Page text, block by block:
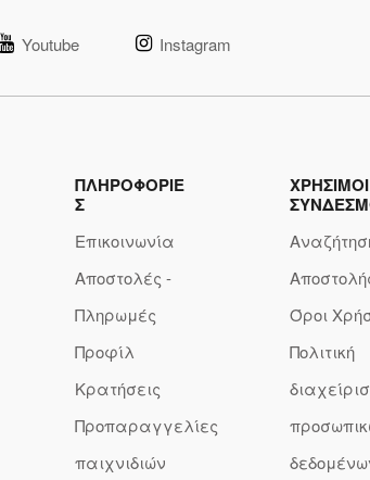
Youtube Instagram
ΠΛΗΡΟΦΟΡΙΕ
Σ
Επικοινωνία
Αποστολές -
Πληρωμές
Προφίλ
Κρατήσεις
Προπαραγγελίες
παιχνιδιών
ΧΡΗΣΙΜΟΙ
Όροι
Πολιτική